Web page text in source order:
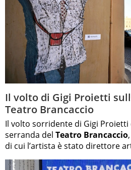
Il volto di Gigi Proietti
Teatro Brancaccio
Il volto sorridente di Gigi Proietti
serranda del Teatro Brancaccio
di cui l’artista è stato direttore